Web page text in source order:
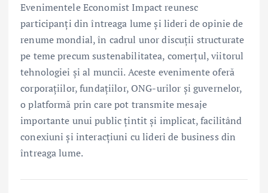
Evenimentele Economist Impact reunesc
participanți din întreaga lume și lideri de opinie de
renume mondial, în cadrul unor discuții structurate
pe teme precum sustenabilitatea, comerțul, viitorul
tehnologiei și al muncii. Aceste evenimente oferă
corporațiilor, fundațiilor, ONG-urilor și guvernelor,
o platformă prin care pot transmite mesaje
importante unui public țintit și implicat, facilitând
conexiuni și interacțiuni cu lideri de business din
întreaga lume.